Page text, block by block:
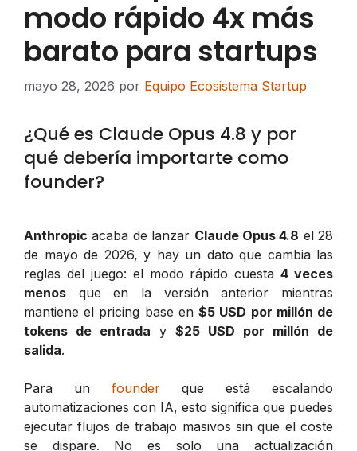
modo rápido 4x más
barato para startups
mayo 28, 2026 por Equipo Ecosistema Startup
¿Qué es Claude Opus 4.8 y por
qué debería importarte como
founder?
Anthropic acaba de lanzar Claude Opus 4.8 el 28
de mayo de 2026, y hay un dato que cambia las
reglas del juego: el modo rápido cuesta4 veces
menos que en la versión anterior mientras
mantiene el pricing base en$5 USD por millón de
tokens de entrada y $25 USD por millón de
salida.
Para un founder que está escalando
automatizaciones con IA, esto significa que puedes
ejecutar flujos de trabajo masivos sin que el coste
se dispare. No es solo una actualización